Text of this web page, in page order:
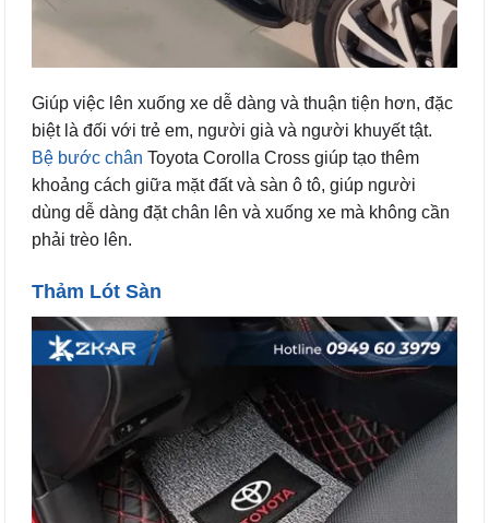
Giúp việc lên xuống xe dễ dàng và thuận tiện hơn, đặc
biệt là đối với trẻ em, người già và người khuyết tật.
Bệ bước chân Toyota Corolla Cross giúp tạo thêm
khoảng cách giữa mặt đất và sàn ô tô, giúp người
dùng dễ dàng đặt chân lên và xuống xe mà không cần
phải trèo lên.
Thảm Lót Sàn